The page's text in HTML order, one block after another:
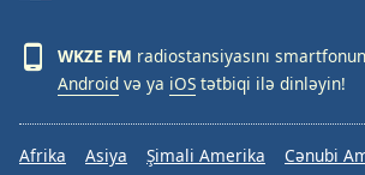
WKZE FM radiostansiyasını
Android və ya iOS tətbiqi ilə dinləyin!
Afrika Asiya Şimali Amerika Cənubi